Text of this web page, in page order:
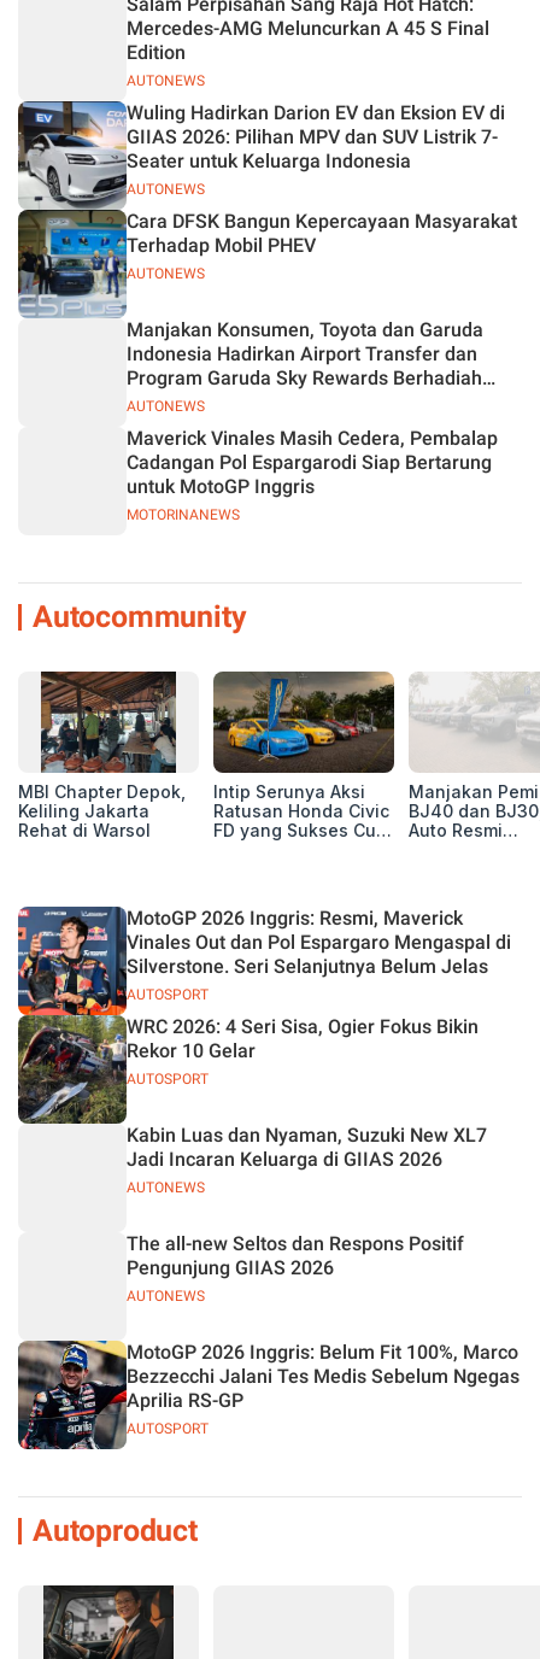
AUTONEWS
Mercedes-AMG Meluncurkan A 45 S Final
Edition
AUTONEWS
Wuling Hadirkan Darion EV dan Eksion EV di
GIIAS 2026: Pilihan MPV dan SUV Listrik 7-
Seater untuk Keluarga Indonesia
AUTONEWS
Cara DFSK Bangun Kepercayaan Masyarakat
Terhadap Mobil PHEV
AUTONEWS
Manjakan Konsumen, Toyota dan Garuda
Indonesia Hadirkan Airport Transfer dan
Program Garuda Sky Rewards Berhadiah
Hybrid EV
MOTORINANEWS
Maverick Vinales Masih Cedera, Pembalap
Cadangan Pol Espargarodi Siap Bertarung
untuk MotoGP Inggris
Autocommunity
MBI Chapter Depok,
Keliling Jakarta
Rehat di Warsol
Intip Serunya Aksi
Ratusan Honda Civic
FD yang Sukses Curi
Manjakan
BJ40 dan
Auto Resmi
AUTOSPORT
MotoGP 2026 Inggris: Resmi, Maverick
Vinales Out dan Pol Espargaro Mengaspal di
Silverstone. Seri Selanjutnya Belum Jelas
AUTOSPORT
WRC 2026: 4 Seri Sisa, Ogier Fokus Bikin
Rekor 10 Gelar
AUTONEWS
Kabin Luas dan Nyaman, Suzuki New XL7
Jadi Incaran Keluarga di GIIAS 2026
AUTONEWS
The all-new Seltos dan Respons Positif
Pengunjung GIIAS 2026
AUTOSPORT
MotoGP 2026 Inggris: Belum Fit 100%, Marco
Bezzecchi Jalani Tes Medis Sebelum Ngegas
Aprilia RS-GP
Autoproduct